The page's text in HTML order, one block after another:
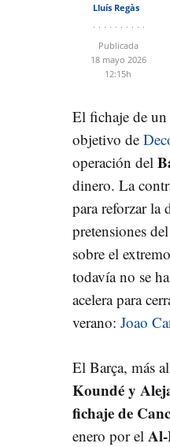
Lluís Regàs
Publicada
18 mayo 2026
12:15h
El fichaje de un
objetivo de
operación del
dinero. La
para reforzar la
pretensiones
sobre el
todavía no se
acelera para
verano: Joao
El Barça, más
Koundé y
fichaje de
enero por el